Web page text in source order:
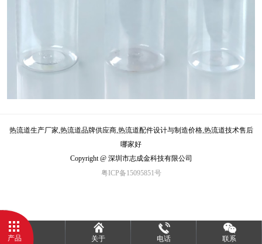
热流道生产厂家,热流道品牌供应商,热流道配件设计与制造价格,热流道技术售后
哪家好
Copyright @ 深圳市志成金科技有限公司
粤ICP备15095851号
产品 关于 电话 联系